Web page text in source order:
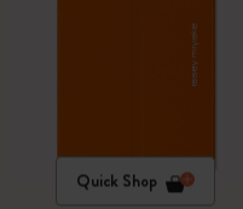
Quick Shop